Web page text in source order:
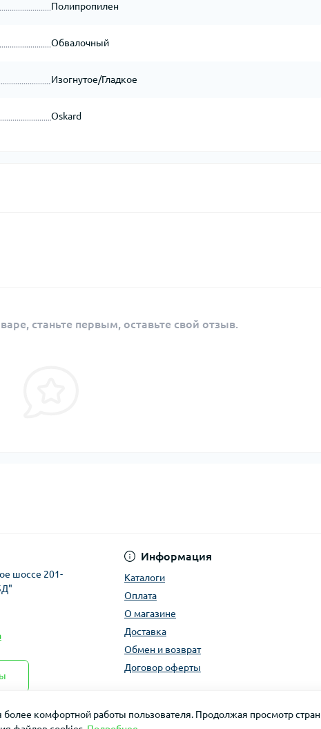
Полипропилен
Обвалочный
Изогнутое/Гладкое
Oskard
станьте первым, оставьте свой отзыв.
шоссе 201-
Информация
Каталоги
Оплата
О магазине
Доставка
Обмен и возврат
Договор оферты
более комфортной работы пользователя. Продолжая просмотр